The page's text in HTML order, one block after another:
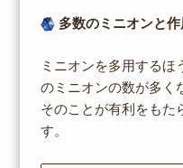
多数のミニオンと作
ミニオンを多用するほ
のミニオンの数が多く
そのことが有利をもた
す。